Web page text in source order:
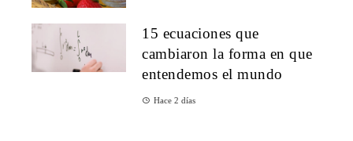
15 ecuaciones que
cambiaron la forma en que
entendemos el mundo
Hace 2 días